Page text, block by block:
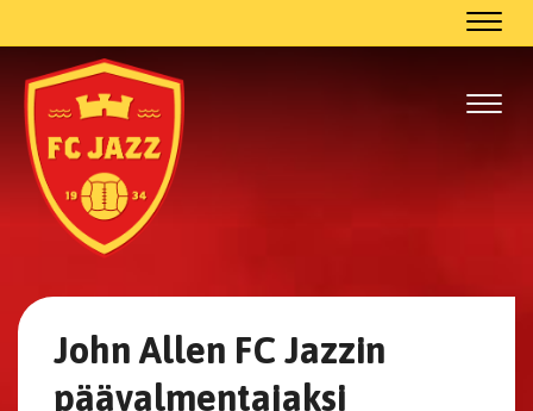
John Allen FC Jazzin
päävalmentajaksi